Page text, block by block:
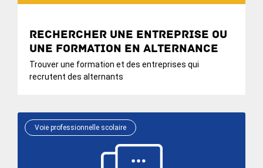
Rechercher une entreprise ou
une formation en alternance
Trouver une formation et des entreprises qui
recrutent des alternants
Voie professionnelle scolaire